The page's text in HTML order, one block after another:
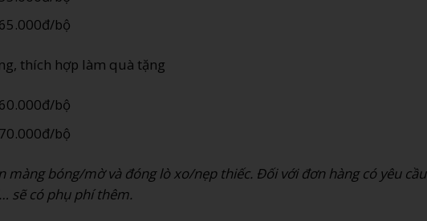
bộ
thích hợp làm quà tặng
bộ
bộ
màng bóng/mờ và đóng lò xo/nẹp thiếc. Đối với đơn hàng có yêu
sẽ có phụ phí thêm.